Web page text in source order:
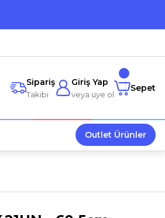
Sipariş
Takibi
Giriş Yap
veya üye ol
Sepet
Outlet Ürünler